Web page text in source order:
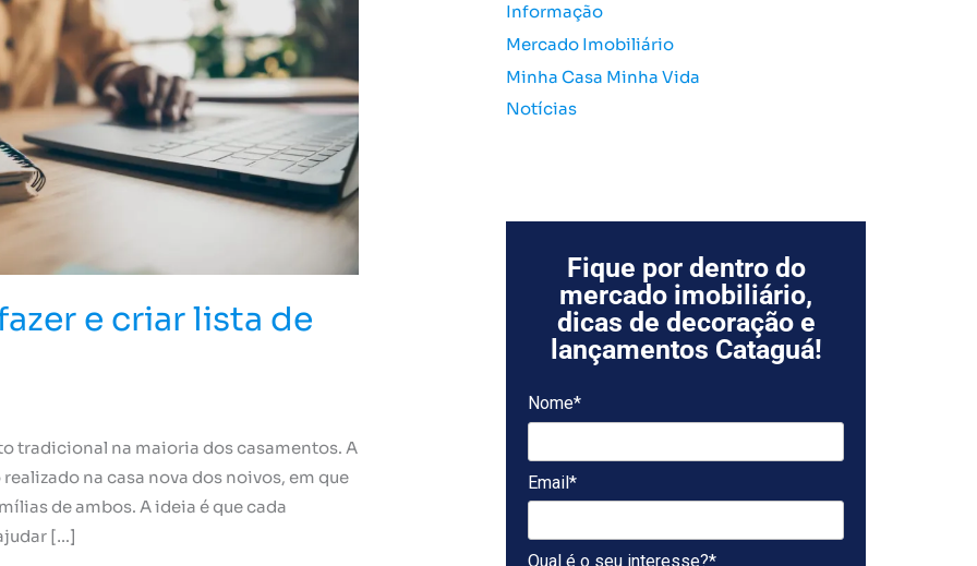
e criar lista de
tradicional na maioria dos casamentos. A
na casa nova dos noivos, em que
de ambos. A ideia é que cada
[…]
Informação
Mercado Imobiliário
Minha Casa Minha Vida
Notícias
Fique por dentro do
mercado imobiliário,
dicas de decoração e
lançamentos Cataguá!
Nome*
Email*
Qual é o seu interesse?*